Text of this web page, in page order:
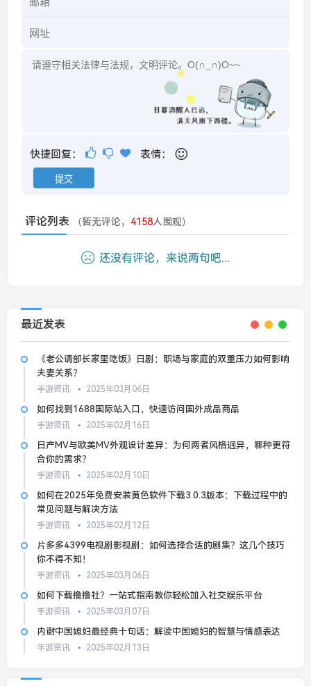
快捷回复： 表情：
评论列表 （暂无评论， 4158人围观）
还没有评论，来说两句吧...
最近发表
《老公请部长家里吃饭》日剧：职场与家庭的双重压力如何影响
夫妻关系？
手游资讯 2025年03月06日
如何找到1688国际站入口，快速访问国外成品商品
手游资讯 2025年02月16日
日产MV与欧美MV外观设计差异：为何两者风格迥异，哪种更符
合你的需求？
手游资讯 2025年02月10日
如何在2025年免费安装黄色软件下载3.0.3版本：下载过程中的
常见问题与解决方法
手游资讯 2025年02月12日
片多多4399电视剧影视剧：如何选择合适的剧集？这几个技巧
你不得不知！
手游资讯 2025年03月06日
如何下载撸撸社？一站式指南教你轻松加入社交娱乐平台
手游资讯 2025年03月07日
内谢中国媳妇最经典十句话：解读中国媳妇的智慧与情感表达
手游资讯 2025年02月13日